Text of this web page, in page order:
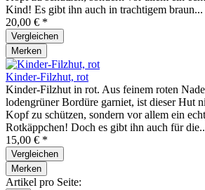
Kind! Es gibt ihn auch in trachtigem braun...
20,00 € *
Vergleichen
Merken
Kinder-Filzhut, rot
Kinder-Filzhut in rot. Aus feinem roten
lodengrüner Bordüre garniet, ist dieser Hut
Kopf zu schützen, sondern vor allem ein
Rotkäppchen! Doch es gibt ihn auch für
15,00 € *
Vergleichen
Merken
Artikel pro Seite: